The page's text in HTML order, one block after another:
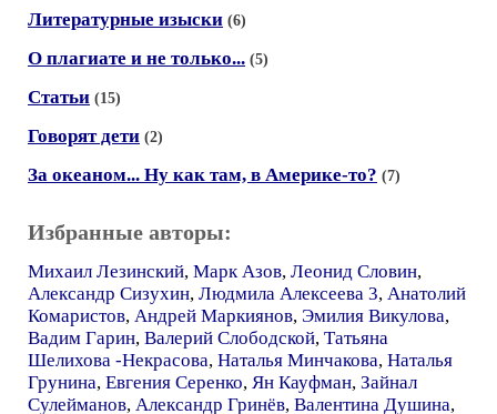
Литературные изыски (6)
О плагиате и не только... (5)
Статьи (15)
Говорят дети (2)
За океаном... Ну как там, в Америке-то? (7)
Избранные авторы:
Михаил Лезинский, Марк Азов, Леонид Словин,
Александр Сизухин, Людмила Алексеева 3, Анатолий
Комаристов, Андрей Маркиянов, Эмилия Викулова,
Вадим Гарин, Валерий Слободской, Татьяна
Шелихова -Некрасова, Наталья Минчакова, Наталья
Грунина, Евгения Серенко, Ян Кауфман, Зайнал
Сулейманов, Александр Гринёв, Валентина Душина,